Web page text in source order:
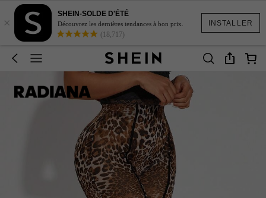
INSTALLER
×
SHEIN-SOLDE D'ÉTÉ
Découvrez les dernières tendances à bon prix.
(18,717)